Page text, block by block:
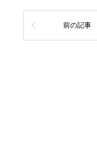
前の記事